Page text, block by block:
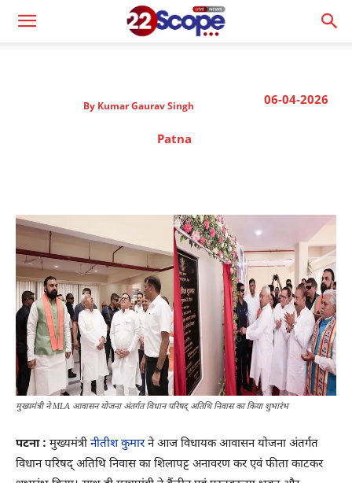
06-04-2026
By Kumar Gaurav Singh
Patna
मुख्यमंत्री ने MLA आवासन योजना अंतर्गत विधान परिषद् अतिथि निवास का किया शुभारंभ
पटना : मुख्यमंत्री नीतीश कुमारने आज विधायक आवासन योजना अंतर्गत
विधान परिषद् अतिथि निवास का शिलापट्ट अनावरण कर एवं फीता काटकर